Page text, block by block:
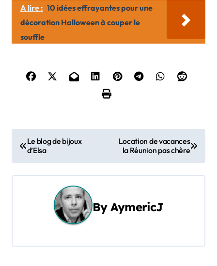
A lire : 10 idées effrayantes pour une
décoration Halloween à couper le
souffle
N
a
v
Le blog de bijoux
d’Elsa
Location de vacances
la Réunion pas chère
ByAymericJ